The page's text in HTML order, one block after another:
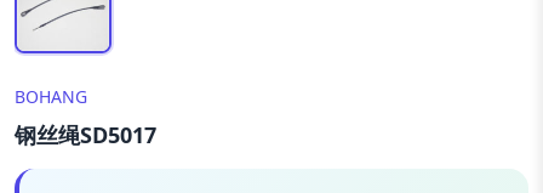
BOHANG
钢丝绳SD5017